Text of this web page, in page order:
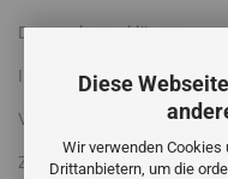
Diese
Wir verwenden Cookies
Drittanbietern, um die
Datenschutzerklärung
Impressum
Versandinformationen
Zahlungsbedingungen